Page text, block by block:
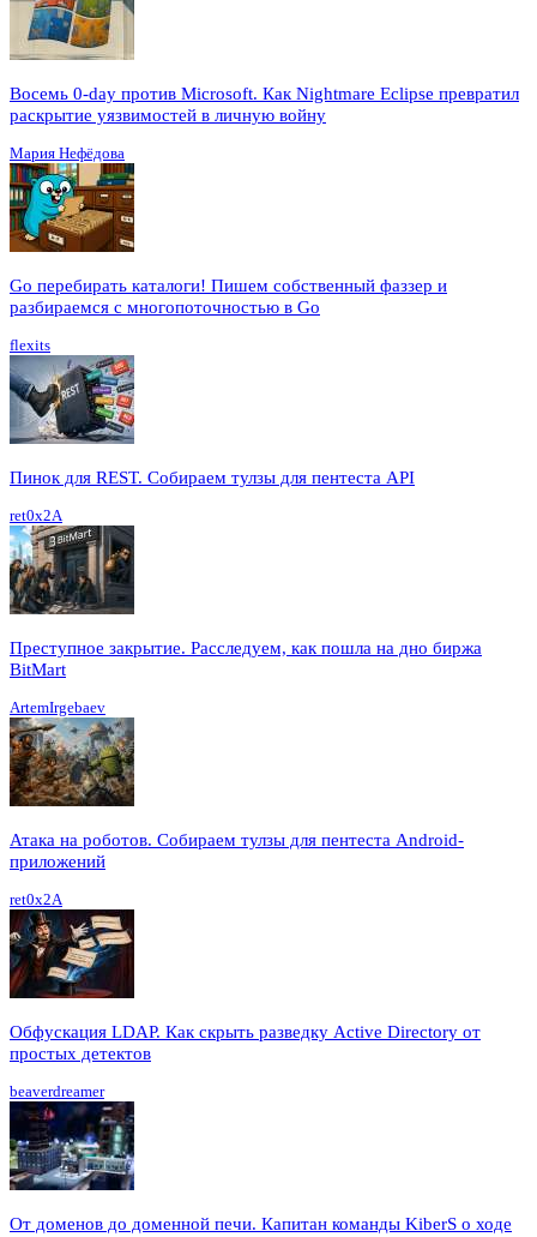
Восемь 0-day против Microsoft. Как Nightmare Eclipse превратил
раскрытие уязвимостей в личную войну
Мария Нефёдова
Go перебирать каталоги! Пишем собственный фаззер и
разбираемся с многопоточностью в Go
flexits
Пинок для REST. Собираем тулзы для пентеста API
ret0x2A
Преступное закрытие. Расследуем, как пошла на дно биржа
BitMart
ArtemIrgebaev
Атака на роботов. Собираем тулзы для пентеста Android-
приложений
ret0x2A
Обфускация LDAP. Как скрыть разведку Active Directory от
простых детектов
beaverdreamer
От доменов до доменной печи. Капитан команды KiberS о ходе